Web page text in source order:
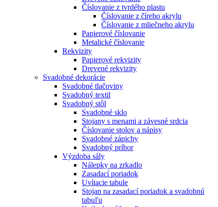
Číslovanie z tvrdého plastu
Číslovanie z číreho akrylu
Číslovanie z mliečneho akrylu
Papierové číslovanie
Metalické číslovanie
Rekvizity
Papierové rekvizity
Drevené rekvizity
Svadobné dekorácie
Svadobné tlačoviny
Svadobný textil
Svadobný stôl
Svadobné sklo
Stojany s menami a závesné srdcia
Číslovanie stolov a nápisy
Svadobné zápichy
Svadobný príbor
Výzdoba sály
Nálepky na zrkadlo
Zasadací poriadok
Uvítacie tabule
Stojan na zasadací poriadok a svadobnú
tabuľu